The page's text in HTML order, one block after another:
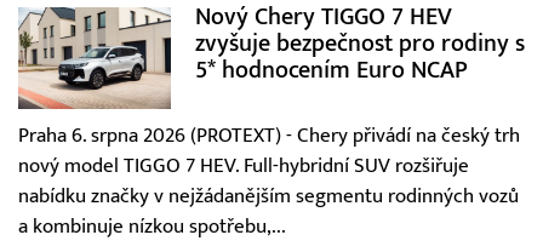
Nový Chery TIGGO 7 HEV
zvyšuje bezpečnost pro rodiny s
5* hodnocením Euro NCAP
Praha 6. srpna 2026 (PROTEXT) - Chery přivádí na český trh
nový model TIGGO 7 HEV. Full-hybridní SUV rozšiřuje
nabídku značky v nejžádanějším segmentu rodinných vozů
a kombinuje nízkou spotřebu,...